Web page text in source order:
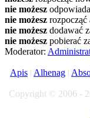
nie możesz
nie możesz rozpocząć
nie możesz dodawać
nie możesz pobierać
Moderator:
Apis | Alhenag |
Copyright © 2006 -